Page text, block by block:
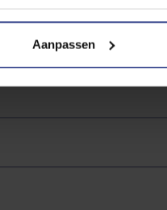
of intrekken via de cookie
Aanpassen
per productielocatie.